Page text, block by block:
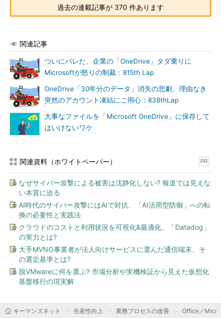
過去の連載記事が 370 件あります
関連記事
ついにバレた、企業の「OneDrive」タダ乗りに
Microsoftが怒りの制裁：815th Lap
OneDrive「30年分のデータ」消失の悲劇、理由なき
突然のアカウント凍結にご用心：838thLap
大事なファイルを「Microsoft OneDrive」に保存して
はいけないワケ
関連資料（ホワイトペーパー） PR
なぜサイバー攻撃による被害は沈静化しない? 報道では見えな
い本質に迫る
AI時代のサイバー攻撃にはAIで対抗、「AI活用型防御」への転
換の必要性と実践法
クラウドのコストと利用状況を可視化&最適化、「Datadog」
の実力とは?
大手MVNO事業者が法人向けサービスに選んだ通信端末、そ
の選定基準とは?
脱VMwareに何を選ぶ? 市場分析や実機検証から見えた仮想化
基盤移行の現実解
キーマンズネット 生産性向上 業務プロセスの改善
Office／